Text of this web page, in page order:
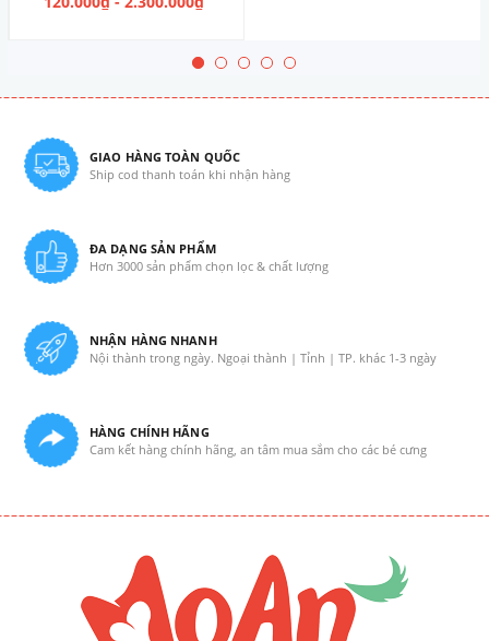
Cá Hồi & Cá Ngừ]
GIAO HÀNG TOÀN QUỐC
Ship cod thanh toán khi nhận hàng
ĐA DẠNG SẢN PHẨM
Hơn 3000 sản phẩm chọn lọc & chất lượng
NHẬN HÀNG NHANH
Nội thành trong ngày. Ngoại thành | Tỉnh | TP. khác 1-3 ngày
HÀNG CHÍNH HÃNG
Cam kết hàng chính hãng, an tâm mua sắm cho các bé cưng